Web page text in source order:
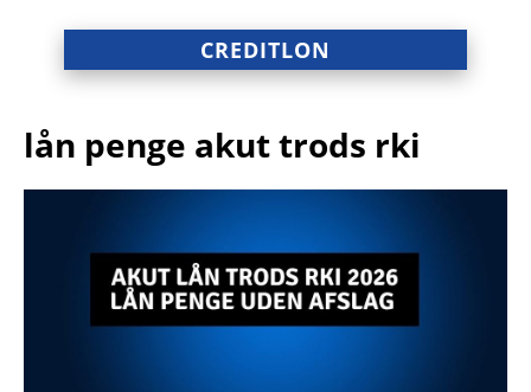
CREDITLON
lån penge akut trods rki